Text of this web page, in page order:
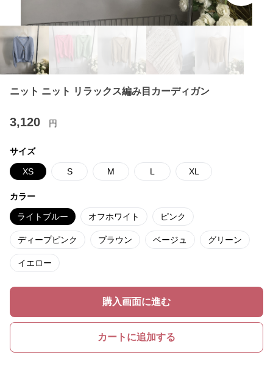
ニット ニット リラックス編み目カーディガン
3,120 円
サイズ
XS S M L XL
カラー
ライトブルー オフホワイト ピンク
ディープピンク ブラウン ベージュ グリーン
イエロー
購入画面に進む
カートに追加する